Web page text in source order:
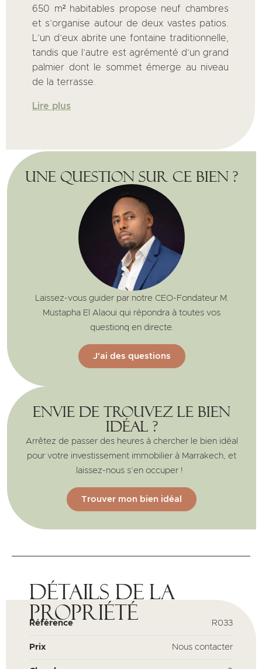
650 m² habitables propose neuf chambres
et s’organise autour de deux vastes patios.
L’un d’eux abrite une fontaine traditionnelle,
tandis que l’autre est agrémenté d’un grand
palmier dont le sommet émerge au niveau
de la terrasse.
Lire plus
Envie de trouvez le bien
idéal ?
Arrêtez de passer des heures à chercher le bien idéal
pour votre investissement immobilier à Marrakech, et
laissez-nous s’en occuper !
Trouver mon bien idéal
Une question sur ce bien ?
Laissez-vous guider par notre CEO-Fondateur M.
Mustapha El Alaoui qui répondra à toutes vos
questionq en directe.
J'ai des questions
Détails de la
propriété
Référence R033
Prix Nous contacter